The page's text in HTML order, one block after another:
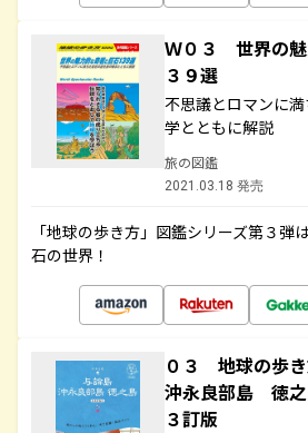
Ｗ０３ 世界の魅
３９選
不思議とロマンに
学とともに解説
旅の図鑑
2021.03.18 発売
「地球の歩き方」図鑑シリーズ第３弾
石の世界！
０３ 地球の歩
沖永良部島 徳
３訂版